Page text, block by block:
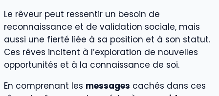
Le rêveur peut ressentir un besoin de
reconnaissance et de validation sociale, mais
aussi une fierté liée à sa position et à son statut.
Ces rêves incitent à l’exploration de nouvelles
opportunités et à la connaissance de soi.
En comprenant les messages cachés dans ces